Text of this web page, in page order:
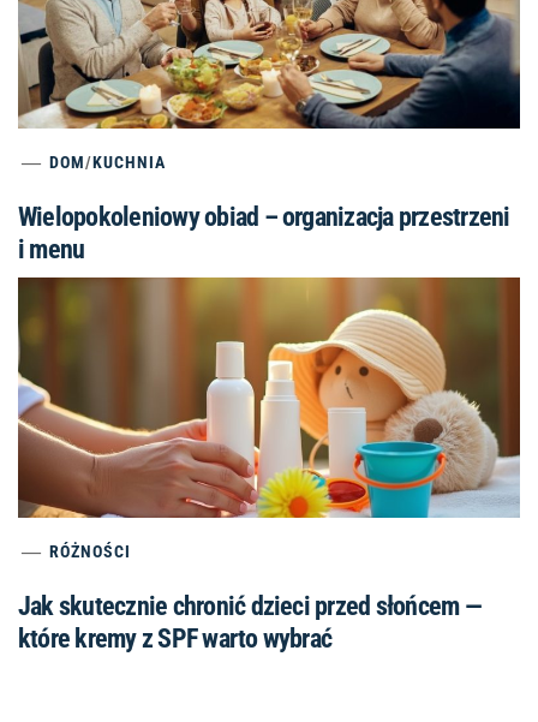
DOM/KUCHNIA
Wielopokoleniowy obiad – organizacja przestrzeni
i menu
RÓŻNOŚCI
Jak skutecznie chronić dzieci przed słońcem —
które kremy z SPF warto wybrać